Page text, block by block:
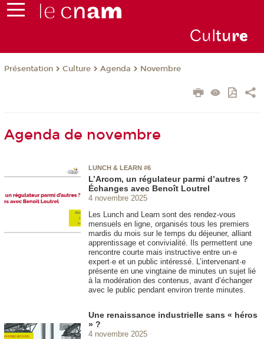
Culture
Présentation Culture Agenda Novembre
Agenda de novembre
LUNCH & LEARN #6
L’Arcom, un régulateur parmi d’autres ?
Échanges avec Benoît Loutrel
4 novembre 2025
Les Lunch and Learn sont des rendez-vous
mensuels en ligne, organisés tous les premiers
mardis du mois sur le temps du déjeuner, alliant
apprentissage et convivialité. Ils permettent une
rencontre courte mais instructive entre un·e
expert·e et un public intéressé. L’intervenant·e
présente en une vingtaine de minutes un sujet lié
à la modération des contenus, avant d’échanger
avec le public pendant environ trente minutes.
Une renaissance industrielle sans « héros
» ?
4 novembre 2025